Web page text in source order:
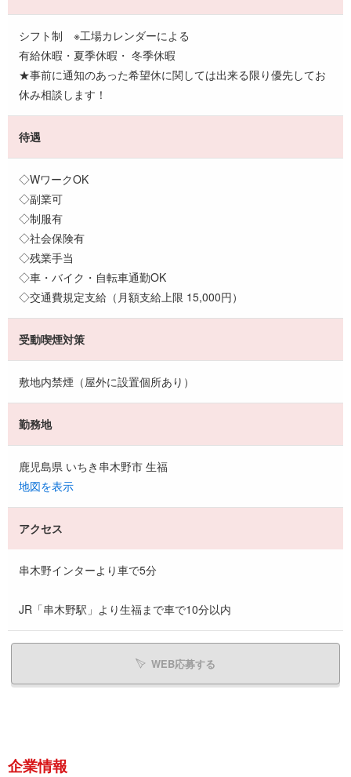
シフト制 ※工場カレンダーによる
有給休暇・夏季休暇・ 冬季休暇
★事前に通知のあった希望休に関しては出来る限り優先してお
休み相談します！
待遇
◇WワークOK
◇副業可
◇制服有
◇社会保険有
◇残業手当
◇車・バイク・自転車通勤OK
◇交通費規定支給（月額支給上限 15,000円）
受動喫煙対策
敷地内禁煙（屋外に設置個所あり）
勤務地
鹿児島県 いちき串木野市 生福
地図を表示
アクセス
串木野インターより車で5分
JR「串木野駅」より生福まで車で10分以内
WEB応募する
企業情報